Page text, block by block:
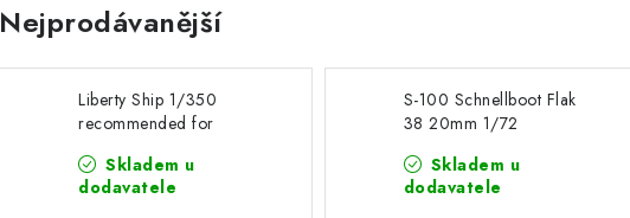
Nejprodávanější
Liberty Ship 1/350
recommended for
Skladem u
dodavatele
S-100 Schnellboot Flak
38 20mm 1/72
REVELLSkladem u
dodavatele